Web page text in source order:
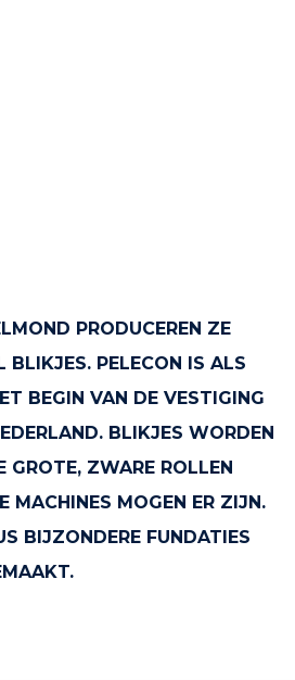
PRODUCEREN ZE
BLIKJES. PELECON IS ALS
BEGIN VAN DE VESTIGING
BLIKJES WORDEN
GROTE, ZWARE ROLLEN
MACHINES MOGEN ER ZIJN.
BIJZONDERE FUNDATIES